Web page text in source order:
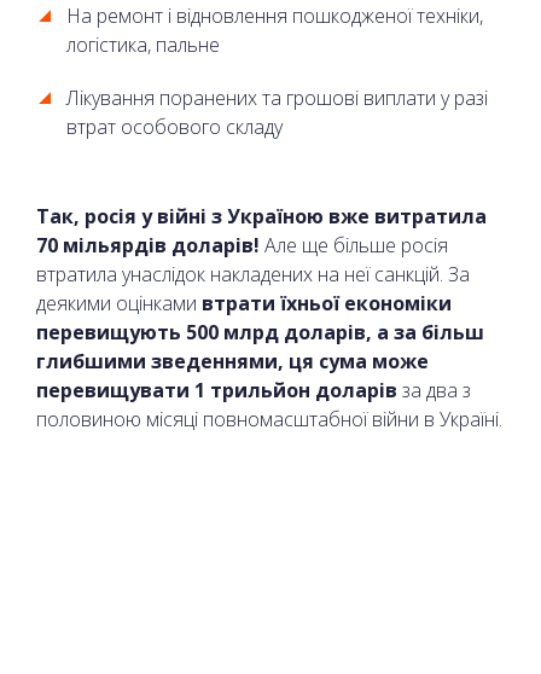
На ремонт і відновлення пошкодженої техніки,
логістика, пальне
Лікування поранених та грошові виплати у разі
втрат особового складу
Так, росія у війні з Україною вже витратила
70 мільярдів доларів! Але ще більше росія
втратила унаслідок накладених на неї санкцій. За
деякими оцінками втрати їхньої економіки
перевищують 500 млрд доларів, а за більш
глибшими зведеннями, ця сума може
перевищувати 1 трильйон доларів за два з
половиною місяці повномасштабної війни в Україні.